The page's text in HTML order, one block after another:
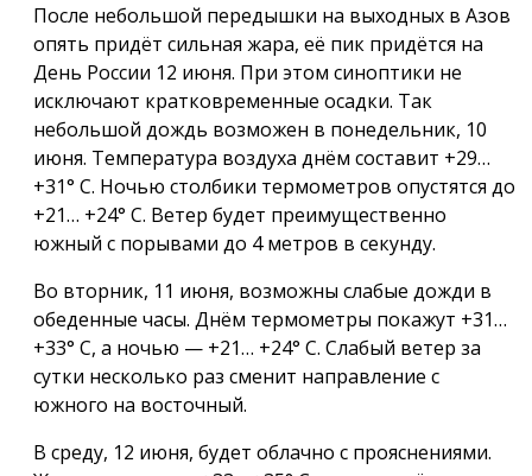
После небольшой передышки на выходных в Азов
опять придёт сильная жара, её пик придётся на
День России 12 июня. При этом синоптики не
исключают кратковременные осадки. Так
небольшой дождь возможен в понедельник, 10
июня. Температура воздуха днём составит +29…
+31° С. Ночью столбики термометров опустятся до
+21… +24° С. Ветер будет преимущественно
южный с порывами до 4 метров в секунду.
Во вторник, 11 июня, возможны слабые дожди в
обеденные часы. Днём термометры покажут +31…
+33° С, а ночью — +21… +24° С. Слабый ветер за
сутки несколько раз сменит направление с
южного на восточный.
В среду, 12 июня, будет облачно с прояснениями.